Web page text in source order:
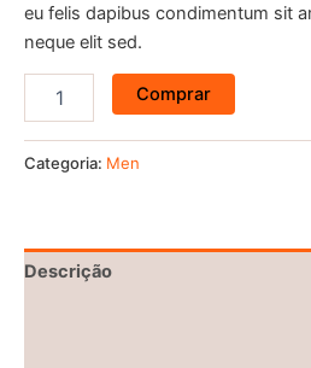
eu felis dapibus condimentum sit
neque elit sed.
Comprar
Categoria: Men
Descrição